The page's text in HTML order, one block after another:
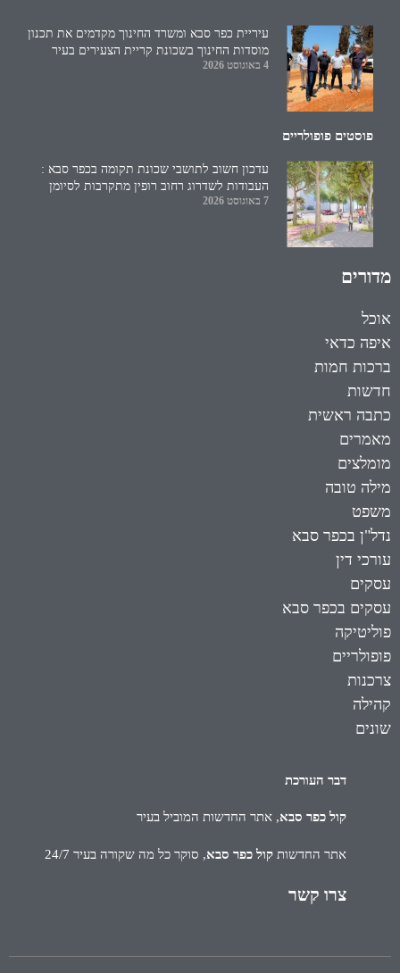
עיריית כפר סבא ומשרד החינוך מקדמים את תכנון
מוסדות החינוך בשכונת קריית הצעירים בעיר
4 באוגוסט 2026
פוסטים פופולריים
עדכון חשוב לתושבי שכונת תקומה בכפר סבא :
העבודות לשדרוג רחוב רופין מתקרבות לסיומן
7 באוגוסט 2026
מדורים
אוכל
איפה כדאי
ברכות חמות
חדשות
כתבה ראשית
מאמרים
מומלצים
מילה טובה
משפט
נדל"ן בכפר סבא
עורכי דין
עסקים
עסקים בכפר סבא
פוליטיקה
פופולריים
צרכנות
קהילה
שונים
דבר העורכת
קול כפר סבא, אתר החדשות המוביל בעיר
אתר החדשות קול כפר סבא, סוקר כל מה שקורה בעיר 24/7
צרו קשר